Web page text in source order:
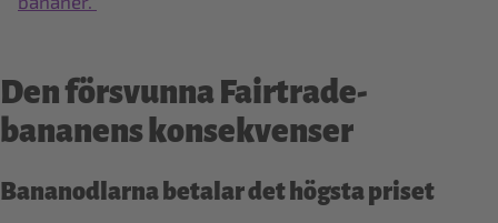
Den försvunna Fairtrade-
bananens konsekvenser
Bananodlarna betalar det högsta priset